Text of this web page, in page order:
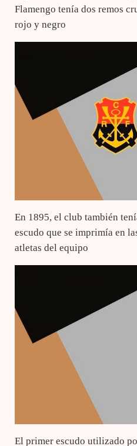
Flamengo tenía dos remos
rojo y negro
En 1895, el club también
escudo que se imprimía en
atletas del equipo
El primer escudo utilizado